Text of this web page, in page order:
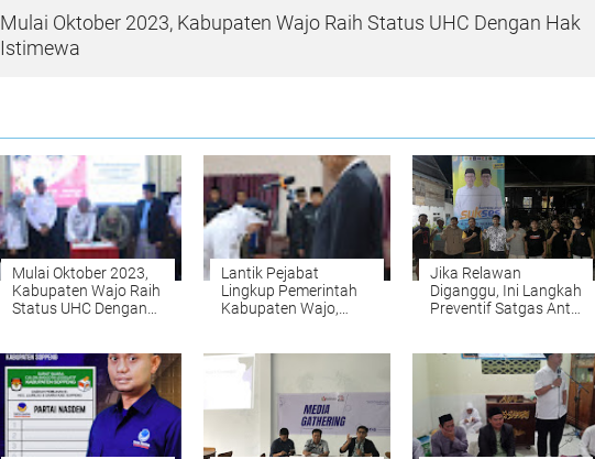
Mulai Oktober 2023, Kabupaten Wajo Raih Status UHC Dengan Hak
Istimewa
Mulai Oktober 2023,
Kabupaten Wajo Raih
Status UHC Dengan
Lantik Pejabat
Lingkup Pemerintah
Kabupaten Wajo,
Kompetensi dan
Berinovasi
Jika Relawan
Diganggu, Ini Langkah
Preventif Satgas Anti